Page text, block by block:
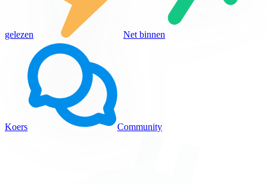
gelezen Net binnen
Koers Community